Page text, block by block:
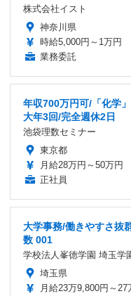
株式会社イスト
神奈川県
時給5,000円～1万円
業務委託
年収700万円可/「化学
大年3回/完全週休2日
池袋理数セミナー
東京都
月給28万円～50万円
正社員
大学事務/働きやすさ抜
数 001
学校法人峯徳学園 埼玉学
埼玉県
月給23万9,800円～27